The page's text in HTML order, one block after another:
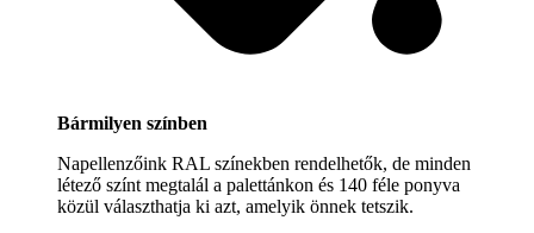
Bármilyen színben
Napellenzőink RAL színekben rendelhetők, de minden
létező színt megtalál a palettánkon és 140 féle ponyva
közül választhatja ki azt, amelyik önnek tetszik.